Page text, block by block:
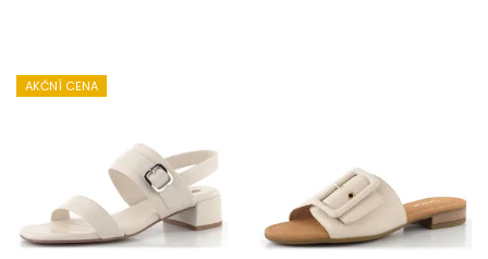
AKČNÍ CENA